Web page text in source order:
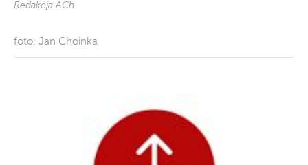
Redakcja ACh
foto: Jan Choinka